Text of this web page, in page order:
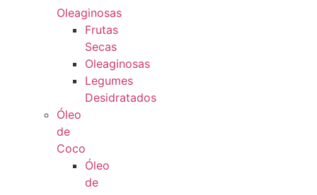
Oleaginosas
Frutas
Secas
Oleaginosas
Legumes
Desidratados
Óleo
de
Coco
Óleo
de